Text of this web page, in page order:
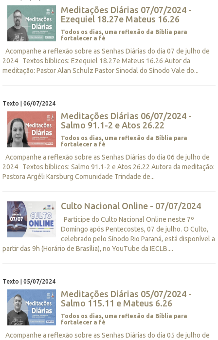
Meditações Diárias 07/07/2024 -
Ezequiel 18.27e Mateus 16.26
Todos os dias, uma reflexão da Bíblia para
fortalecer a fé
Acompanhe a reflexão sobre as Senhas Diárias do dia 07 de julho de
2024 Textos bíblicos: Ezequiel 18.27e Mateus 16.26 Autor da
meditação: Pastor Alan Schulz Pastor Sinodal do Sínodo Vale do...
Texto | 06/07/2024
Meditações Diárias 06/07/2024 -
Salmo 91.1-2 e Atos 26.22
Todos os dias, uma reflexão da Bíblia para
fortalecer a fé
Acompanhe a reflexão sobre as Senhas Diárias do dia 06 de julho de
2024 Textos bíblicos: Salmo 91.1-2 e Atos 26.22 Autora da meditação:
Pastora Argéli Karsburg Comunidade Trindade de...
Culto Nacional Online - 07/07/2024
Participe do Culto Nacional Online neste 7º
Domingo após Pentecostes, 07 de julho. O Culto,
celebrado pelo Sínodo Rio Paraná, está disponível a
partir das 9h (Horário de Brasília), no YouTube da IECLB....
Texto | 05/07/2024
Meditações Diárias 05/07/2024 -
Salmo 115.11 e Mateus 6.26
Todos os dias, uma reflexão da Bíblia para
fortalecer a fé
Acompanhe a reflexão sobre as Senhas Diárias do dia 05 de julho de